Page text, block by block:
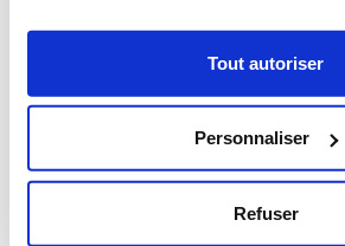
Tout autoriser
Personnaliser
Refuser
Message